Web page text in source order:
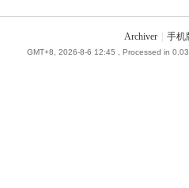
Archiver 手机
GMT+8, 2026-8-6 12:45 , Processed in